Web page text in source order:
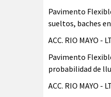
Pavimento
sueltos, baches
ACC. RIO MAYO -
Pavimento
probabilidad de
ACC. RIO MAYO -